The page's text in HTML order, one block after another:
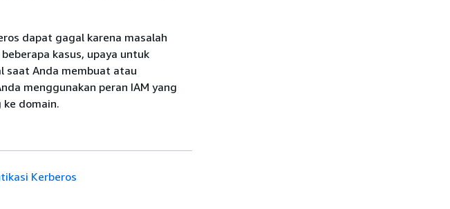
dapat gagal karena masalah
kasus, upaya untuk
saat Anda membuat atau
menggunakan peran IAM yang
ke domain.
Kerberos